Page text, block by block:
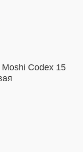
Codex 15